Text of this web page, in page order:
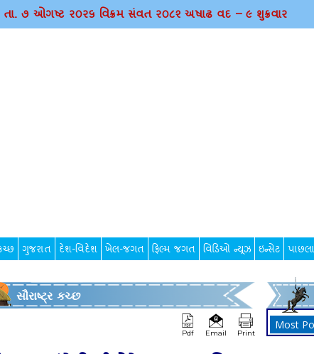
તા. ૭ ઓગષ્ટ ર૦ર૬ વિક્રમ સંવત ર૦૮૨ અષાઢ વદ – ૯ શુક્રવાર
ગુજરાત દેશ-વિદેશ ખેલ-જગત ફિલ્મ જગત વિડિઓ ન્યૂઝ ઇન્સેટ
સૌરાષ્ટ્ર કચ્છ
Pdf Email Print
Most